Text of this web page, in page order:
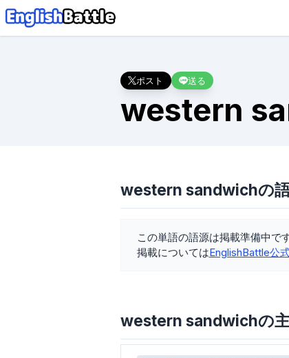
ポスト 送る
western
western sandwichの
この単語の語源は掲載準備中です
掲載についてはEnglishBattle公
western sandwichの